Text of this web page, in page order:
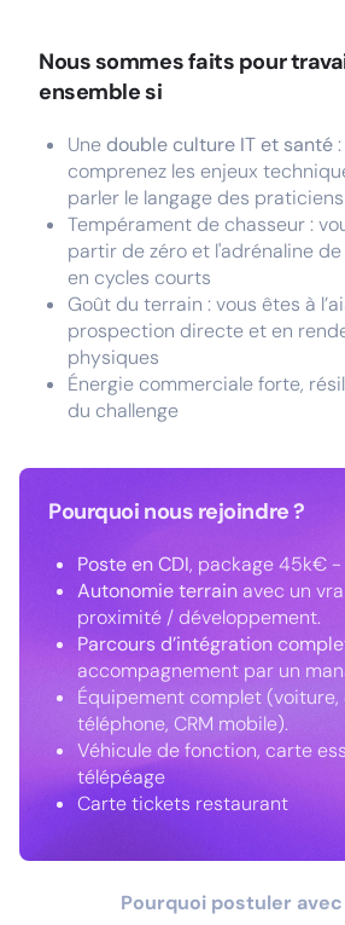
Nous sommes faits pour
ensemble si
Une double culture IT et santé
comprenez les enjeux
parler le langage des
Tempérament de chasseur :
partir de zéro et l'adrénaline
en cycles courts
Goût du terrain : vous êtes à
prospection directe et en
physiques
Énergie commerciale forte,
du challenge
Pourquoi nous rejoindre ?
Poste en CDI, package 45k€
Autonomie terrainavec un
proximité / développement.
Parcours d’intégration
accompagnement par un
Équipement complet (voiture,
téléphone, CRM mobile).
Véhicule de fonction, carte
télépéage
Carte tickets restaurant
Pourquoi postuler